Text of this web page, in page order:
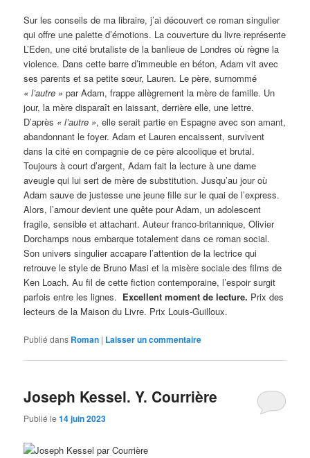
Sur les conseils de ma libraire, j’ai découvert ce roman singulier
qui offre une palette d’émotions. La couverture du livre représente
L’Eden, une cité brutaliste de la banlieue de Londres où règne la
violence. Dans cette barre d’immeuble en béton, Adam vit avec
ses parents et sa petite sœur, Lauren. Le père, surnommé
« l’autre » par Adam, frappe allègrement la mère de famille. Un
jour, la mère disparaît en laissant, derrière elle, une lettre.
D’après « l’autre », elle serait partie en Espagne avec son amant,
abandonnant le foyer. Adam et Lauren encaissent, survivent
dans la cité en compagnie de ce père alcoolique et brutal.
Toujours à court d’argent, Adam fait la lecture à une dame
aveugle qui lui sert de mère de substitution. Jusqu’au jour où
Adam sauve de justesse une jeune fille sur le quai de l’express.
Alors, l’amour devient une quête pour Adam, un adolescent
fragile, sensible et attachant. Auteur franco-britannique, Olivier
Dorchamps nous embarque totalement dans ce roman social.
Son univers singulier accapare l’attention de la lectrice qui
retrouve le style de Bruno Masi et la misère sociale des films de
Ken Loach. Au fil de cette fiction contemporaine, l’espoir surgit
parfois entre les lignes. Excellent moment de lecture. Prix des
lecteurs de la Maison du Livre. Prix Louis-Guilloux.
Publié dans Roman | Laisser un commentaire
Joseph Kessel. Y. Courrière
Publié le14 juin 2023